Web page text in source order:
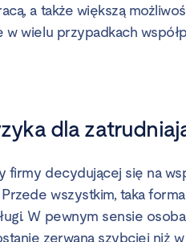
a także większą
w wielu przypadkach
dla
firmy decydującej się na
wszystkim, taka
W pewnym sensie
zerwana szybciej niż